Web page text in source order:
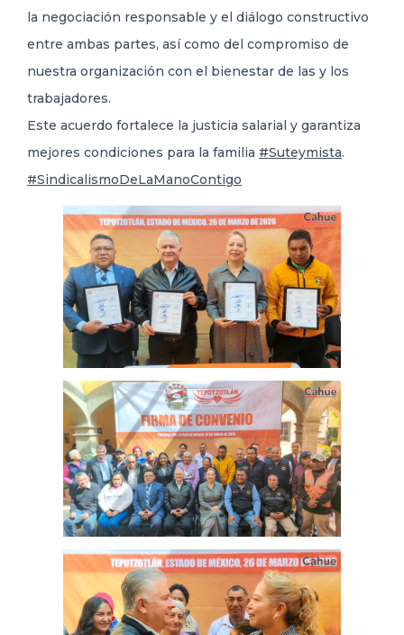
la negociación responsable y el diálogo constructivo
entre ambas partes, así como del compromiso de
nuestra organización con el bienestar de las y los
trabajadores.
Este acuerdo fortalece la justicia salarial y garantiza
mejores condiciones para la familia #Suteymista.
#SindicalismoDeLaManoContigo